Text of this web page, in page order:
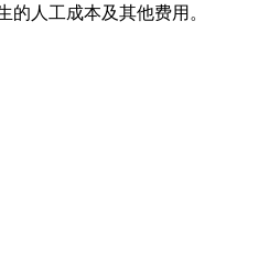
的人工成本及其他费用。